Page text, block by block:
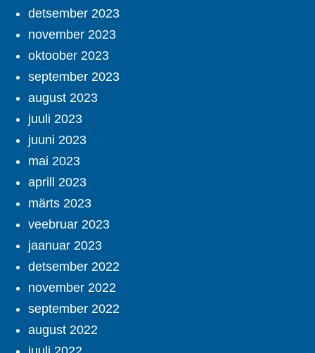
detsember 2023
november 2023
oktoober 2023
september 2023
august 2023
juuli 2023
juuni 2023
mai 2023
aprill 2023
märts 2023
veebruar 2023
jaanuar 2023
detsember 2022
november 2022
september 2022
august 2022